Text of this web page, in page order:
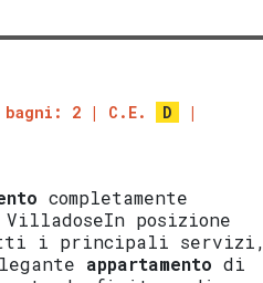
bagni: 2 C.E.
D
completamente
posizione
i principali servizi,
appartamento di